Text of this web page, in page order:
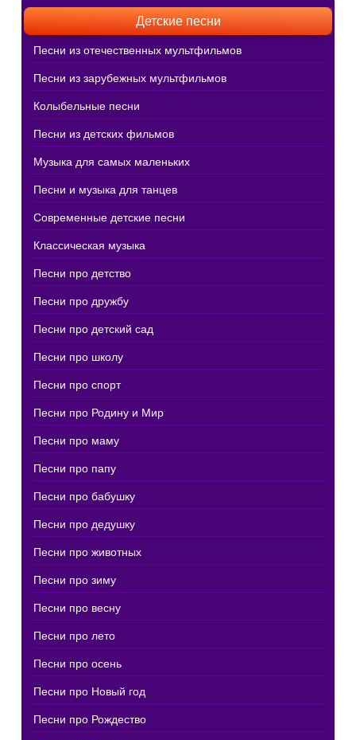
Детские песни
Песни из отечественных мультфильмов
Песни из зарубежных мультфильмов
Колыбельные песни
Песни из детских фильмов
Музыка для самых маленьких
Песни и музыка для танцев
Современные детские песни
Классическая музыка
Песни про детство
Песни про дружбу
Песни про детский сад
Песни про школу
Песни про спорт
Песни про Родину и Мир
Песни про маму
Песни про папу
Песни про бабушку
Песни про дедушку
Песни про животных
Песни про зиму
Песни про весну
Песни про лето
Песни про осень
Песни про Новый год
Песни про Рождество